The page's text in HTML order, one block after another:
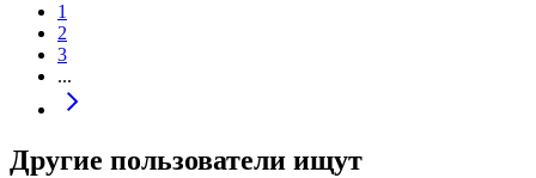
1
2
3
...
Другие пользователи ищут